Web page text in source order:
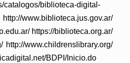
catalogos/biblioteca-digital-
https://biblioteca.org.ar/
http://www.childrenslibrary.org/
BDPI/Inicio.do